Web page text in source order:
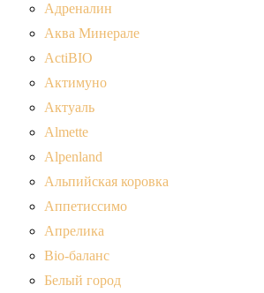
Адреналин
Аква Минерале
ActiBIO
Актимуно
Актуаль
Almette
Alpenland
Альпийская коровка
Аппетиссимо
Апрелика
Bio-баланс
Белый город